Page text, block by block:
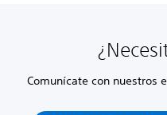
Comunícate con nuestros